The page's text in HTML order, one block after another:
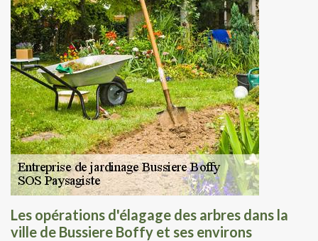
Les opérations d'élagage des arbres dans la
ville de Bussiere Boffy et ses environs